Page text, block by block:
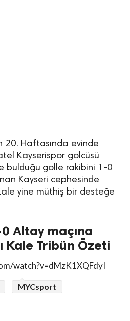
20. Haftasında evinde
Kayserispor golcüsü
bulduğu golle rakibini 1-0
Kayseri cephesinde
yine müthiş bir desteğe
Altay maçına
Kale Tribün Özeti
watch?v=dMzK1XQFdyI
MYCsport